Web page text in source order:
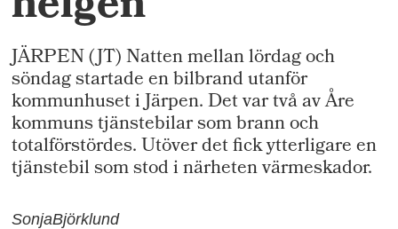
JÄRPEN (JT) Natten mellan lördag och
söndag startade en bilbrand utanför
kommunhuset i Järpen. Det var två av Åre
kommuns tjänstebilar som brann och
totalförstördes. Utöver det fick ytterligare en
tjänstebil som stod i närheten värmeskador.
SonjaBjörklund